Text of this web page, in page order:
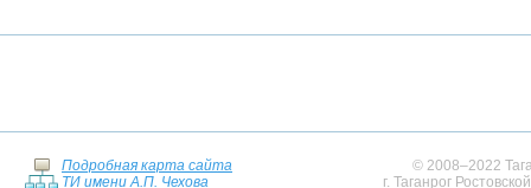
Подробная карта сайта
ТИ имени А.П. Чехова
© 2008–2022
г. Таганрог